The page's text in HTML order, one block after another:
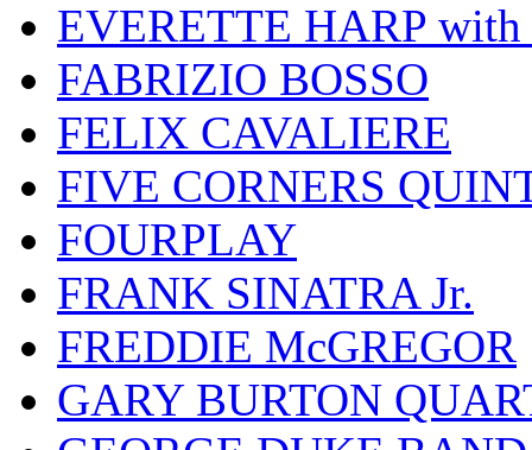
EVERETTE HARP
FABRIZIO BOSSO
FELIX CAVALIERE
FIVE CORNERS
FOURPLAY
FRANK SINATRA Jr.
FREDDIE McGREGOR
GARY BURTON